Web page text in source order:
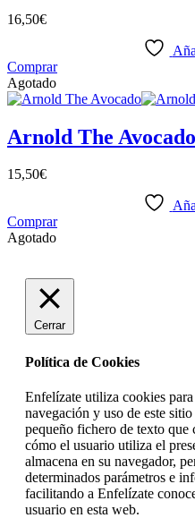
16,50€
Comprar
Agotado
Arnold The Avocado
15,50€
Comprar
Agotado
Cerrar
Política de Cookies
Enfelízate utiliza cookies
navegación y uso de este
pequeño fichero de texto que
cómo el usuario utiliza el
almacena en su navegador,
determinados parámetros e
facilitando a Enfelízate
usuario en esta web.